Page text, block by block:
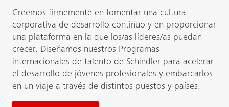
Creemos firmemente en fomentar una cultura
corporativa de desarrollo continuo y en proporcionar
una plataforma en la que los/as líderes/as puedan
crecer. Diseñamos nuestros Programas
internacionales de talento de Schindler para acelerar
el desarrollo de jóvenes profesionales y embarcarlos
en un viaje a través de distintos puestos y países.